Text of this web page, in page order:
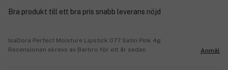
Bra produkt till ett bra pris snabb leverans nöjd
IsaDora Perfect Moisture Lipstick 077 Satin Pink 4g
Recensionen skrevs av Barbro för ett år sedan
Anmäl